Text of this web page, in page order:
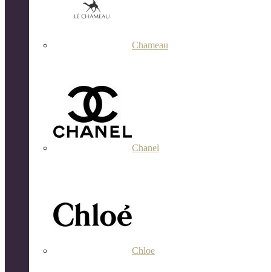
Chameau
Chanel
Chloe